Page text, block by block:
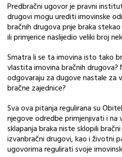
Predbračni ugovor je pravni
drugovi mogu urediti imovinske
bračnih drugova prije braka
ili primjerice naslijedio veliki broj
Smatra li se ta imovina isto tako
vlastita imovina bračnih drugova?
odgovaraju za dugove nastale za
bračne zajednice?
Sva ova pitanja regulirana su
njegove odredbe primjenjivati i na
sklapanja braka niste sklopili
izvanbračni drugovi, kao i životni
ugovorima regulirati svoje